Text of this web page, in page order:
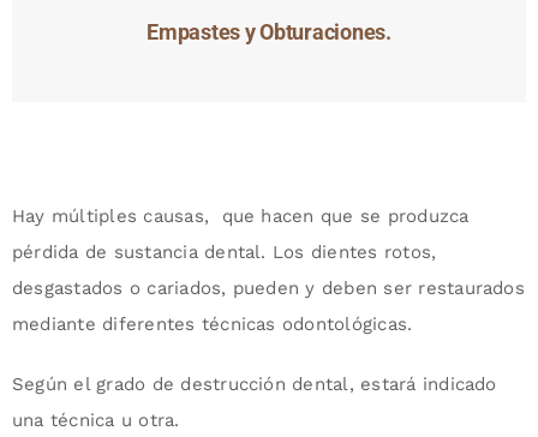
Empastes y Obturaciones.
Hay múltiples causas, que hacen que se produzca
pérdida de sustancia dental. Los dientes rotos,
desgastados o cariados, pueden y deben ser restaurados
mediante diferentes técnicas odontológicas.
Según el grado de destrucción dental, estará indicado
una técnica u otra.